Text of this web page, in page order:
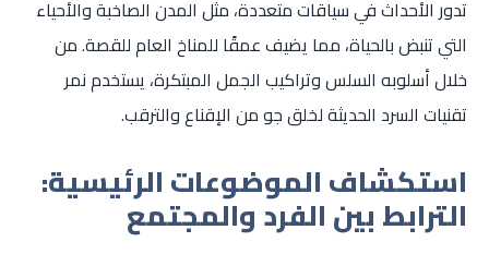
تدور الأحداث في سياقات متعددة، مثل المدن الصاخبة والأحياء
التي تنبض بالحياة، مما يضيف عمقًا للمناخ العام للقصة. من
خلال أسلوبه السلس وتراكيب الجمل المبتكرة، يستخدم نمر
تقنيات السرد الحديثة لخلق جو من الإقناع والترقب.
استكشاف الموضوعات الرئيسية:
الترابط بين الفرد والمجتمع